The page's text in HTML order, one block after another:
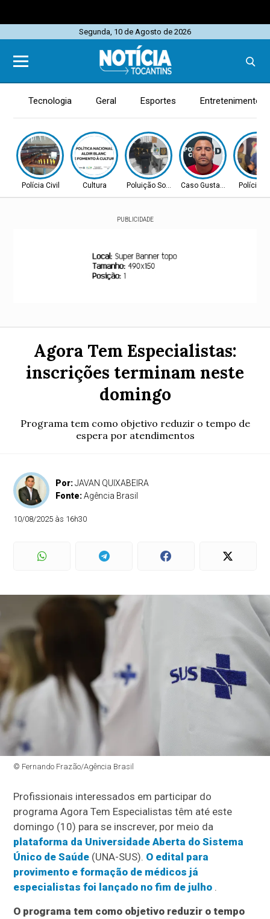
Segunda, 10 de Agosto de 2026
Tecnologia Geral Esportes Entretenimento
Polícia Civil Cultura Poluição SonoraCaso Gustavo Veloso
Polícia
PUBLICIDADE
Agora Tem Especialistas:
inscrições terminam neste
domingo
Programa tem como objetivo reduzir o tempo de
espera por atendimentos
Por:JAVAN QUIXABEIRA
Fonte:Agência Brasil
10/08/2025 às 16h30
© Fernando Frazão/Agência Brasil
Profissionais interessados em participar do
programa Agora Tem Especialistas têm até este
domingo (10) para se inscrever, por meio da
plataforma da Universidade Aberta do Sistema
Único de Saúde (UNA-SUS). O edital para
provimento e formação de médicos já
especialistas foi lançado no fim de julho .
O programa tem como objetivo reduzir o tempo